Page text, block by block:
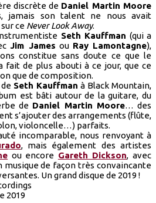
discrète de Daniel Martin Moore
jamais son talent ne nous avait
ce Never Look Away.
Seth Kauffman (qui a
Jim James ou Ray Lamontagne),
constitue sans doute ce que le
fait de plus abouti à ce jour, que ce
que de composition.
Seth Kauffman à Black Mountain,
est bâti autour de la guitare, du
de Daniel Martin Moore… des
s’ajouter des arrangements (flûte,
violoncelle…) parfaits.
incomparable, nous renvoyant à
, mais également des artistes
ou encore Gareth Dickson, avec
de façon très convaincante
Un grand disque de 2019 !
2019